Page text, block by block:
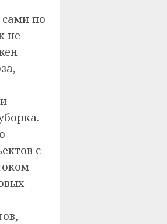
по
не
с